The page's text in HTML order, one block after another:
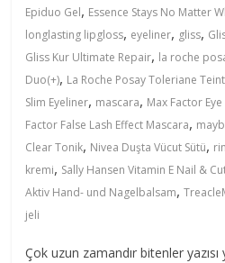
Epiduo Gel, Essence Stays No Matter
longlasting lipgloss, eyeliner, gliss,
Gliss Kur Ultimate Repair, la roche
Duo(+), La Roche Posay Toleriane Teint
Slim Eyeliner, mascara, Max Factor
Factor False Lash Effect Mascara,
Clear Tonik, Nivea Duşta Vücut Sütü,
kremi, Sally Hansen Vitamin E Nail &
Aktiv Hand- und Nagelbalsam,
jeli
Çok uzun zamandır bitenler